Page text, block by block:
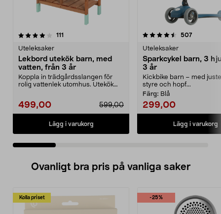
111
Uteleksaker
Lekbord utekök barn, med
vatten, från 3 år
Koppla in trädgårdsslangen för
rolig vattenlek utomhus. Utekök
499,00 599,00
Lägg i varukorg
4.5 av 5 stjärnor 507
Uteleksaker
Sparkcykel barn, 3
3 år
Kickbike barn – med
styre och hopf...
Färg: Blå
299,00
Lägg i varukorg
4.5 av 5 stjärnor
Ovanligt bra pris på vanliga saker
Kolla priset -25%